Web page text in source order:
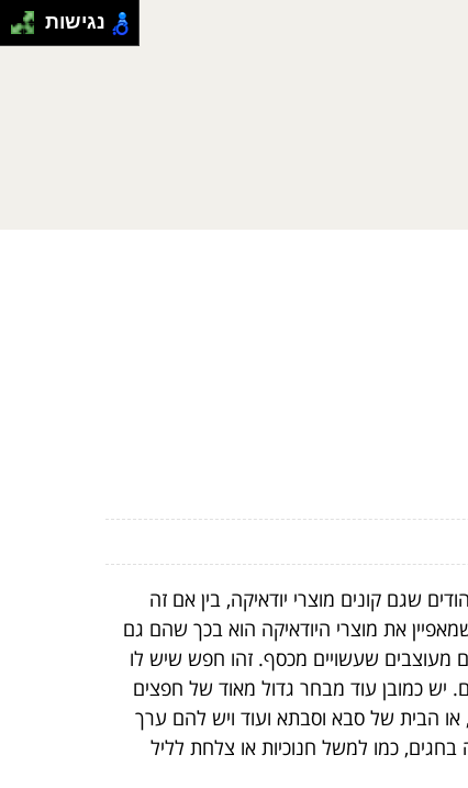
שגם קונים מוצרי יודאיקה, בין אם זה
את מוצרי היודאיקה הוא בכך שהם גם
מעוצבים שעשויים מכסף. זהו חפש שיש לו
יש כמובן עוד מבחר גדול מאוד של חפצים
או הבית של סבא וסבתא ועוד ויש להם ערך
בחגים, כמו למשל חנוכיות או צלחת לליל
נגישות